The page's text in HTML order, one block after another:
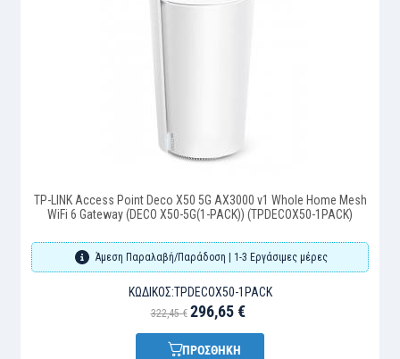
TP-LINK Access Point Deco X50 5G AX3000 v1 Whole Home Mesh
WiFi 6 Gateway (DECO X50-5G(1-PACK)) (TPDECOX50-1PACK)
Άμεση Παραλαβή/Παράδοση | 1-3 Εργάσιμες μέρες
ΚΩΔΙΚΌΣ:TPDECOX50-1PACK
322,45 € 296,65 €
ΠΡΟΣΘΗΚΗ